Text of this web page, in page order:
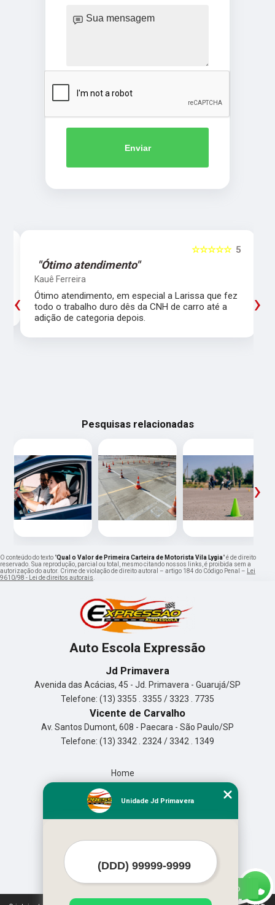
Enviar
5
☆☆☆☆☆
"Ótimo atendimento"
Kauê Ferreira
Ótimo atendimento, em especial a Larissa que fez
todo o trabalho duro dês da CNH de carro até a
adição de categoria depois.
‹ ›
Pesquisas relacionadas
‹ ›
O conteúdo do texto "Qual o Valor de Primeira Carteira de Motorista Vila Lygia" é de direito
reservado. Sua reprodução, parcial ou total, mesmo citando nossos links, é proibida sem a
autorização do autor. Crime de violação de direito autoral – artigo 184 do Código Penal –
Lei
9610/98 - Lei de direitos autorais
Auto Escola Expressão
Jd Primavera
Avenida das Acácias, 45 - Jd. Primavera - Guarujá/SP
Telefone: (13) 3355 . 3355 / 3323 . 7735
Vicente de Carvalho
Av. Santos Dumont, 608 - Paecara - São Paulo/SP
Telefone: (13) 3342 . 2324 / 3342 . 1349
Home
Missão
Mapa do site
Unidade Jd Primavera